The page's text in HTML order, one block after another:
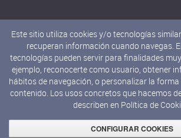
Consejería de Cultura y Deporte
Este sitio utiliza cookies y/o tecnologías
recuperan información cuando navegas.
tecnologías pueden servir para finalidades
ejemplo, reconocerte como usuario, obtener
hábitos de navegación, o personalizar la forma
contenido. Los usos concretos que hacemos
describen en Política de
CONFIGURAR COOKIES